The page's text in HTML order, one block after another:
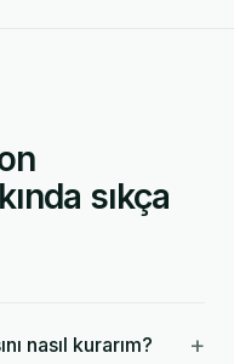
sıkça
nasıl kurarım? +